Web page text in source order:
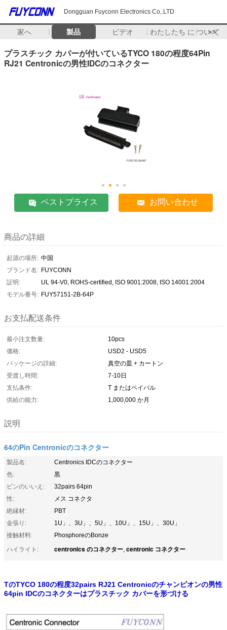
Dongguan Fuyconn Electronics Co,.LTD
家へ 製品 ビデオ わたしたち に つい て
>>
プラスチック カバーが付いているTYCO 180の程度64Pin
RJ21 Centronicの男性IDCのコネクター
ベストプライス お問い合わせ
商品の詳細
起源の場所: 中国
ブランド名: FUYCONN
証明:
UL 94-V0, ROHS-certified, ISO 9001:2008, ISO 14001:2004
モデル番号: FUY57151-2B-64P
お支払配送条件
最小注文数量:
10pcs
価格:
USD2 - USD5
パッケージの詳細:
真空の皿 + カートン
受渡し時間:
7-10日
支払条件:
T またはペイパル
供給の能力:
1,000,000 か月
説明
64のPin Centronicのコネクター
製品名:
Centronics IDCのコネクター
色:
黒
ピンのいいえ:
32pairs 64pin
性:
メス コネクタ
絶縁材:
PBT
金張り:
1U」、3U」、5U」、10U」、15U」、30U」
接触材料:
PhosphoreのBonze
ハイライト:
centronics のコネクター, centronic コネクター
TのTYCO 180の程度32pairs RJ21 Centronicのチャンピオンの男性
64pin IDCのコネクターはプラスチック カバーを形づける